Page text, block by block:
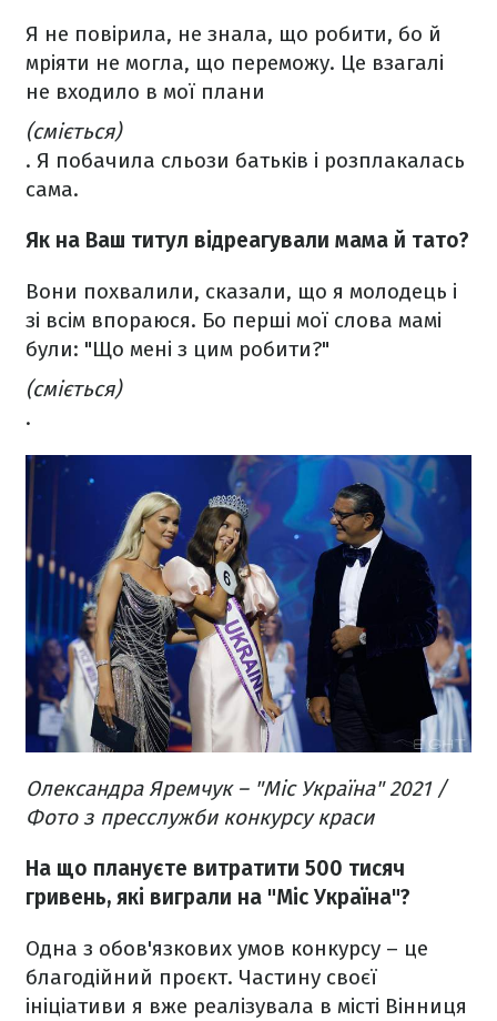
Я не повірила, не знала, що робити, бо й
мріяти не могла, що переможу. Це взагалі
не входило в мої плани
(сміється)
. Я побачила сльози батьків і розплакалась
сама.
Як на Ваш титул відреагували мама й тато?
Вони похвалили, сказали, що я молодець і
зі всім впораюся. Бо перші мої слова мамі
були: "Що мені з цим робити?"
(сміється)
.
Олександра Яремчук – "Міс Україна" 2021 /
Фото з пресслужби конкурсу краси
На що плануєте витратити 500 тисяч
гривень, які виграли на "Міс Україна"?
Одна з обов'язкових умов конкурсу – це
благодійний проєкт. Частину своєї
ініціативи я вже реалізувала в місті Вінниця